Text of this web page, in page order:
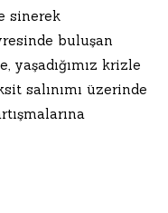
sinerek
buluşan
yaşadığımız krizle
salınımı üzerinde